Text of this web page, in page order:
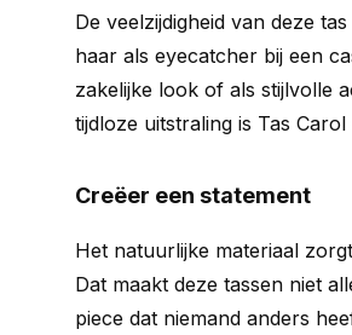
De veelzijdigheid van deze
haar als eyecatcher bij een
zakelijke look of als stijlvolle
tijdloze uitstraling is Tas
Creëer een statement
Het natuurlijke materiaal
Dat maakt deze tassen niet
piece dat niemand anders